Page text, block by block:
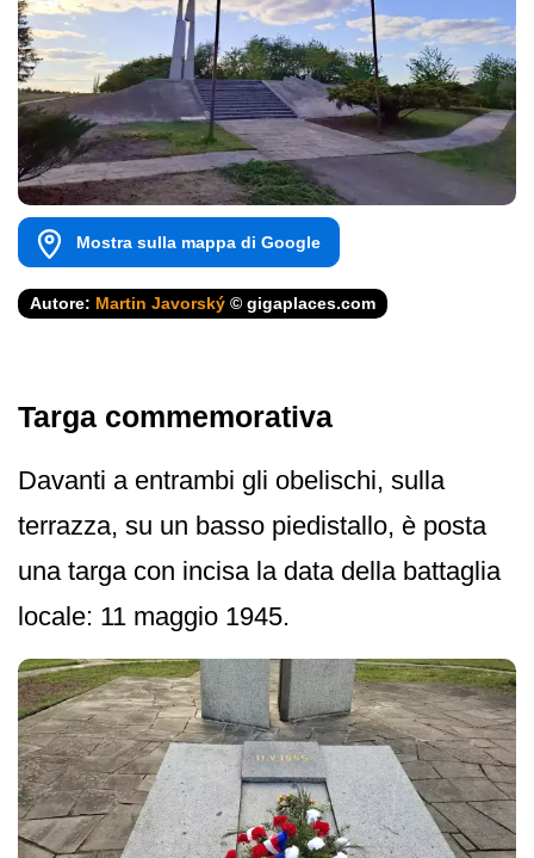
Mostra sulla mappa di Google
Autore: Martin Javorský © gigaplaces.com
Targa commemorativa
Davanti a entrambi gli obelischi, sulla
terrazza, su un basso piedistallo, è posta
una targa con incisa la data della battaglia
locale: 11 maggio 1945.